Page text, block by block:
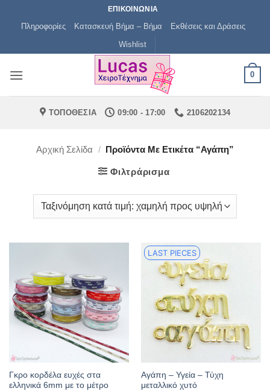
ΕΠΙΚΟΙΝΩΝΙΑ
Πληροφορίες Κατασκευή Βήμα – Βήμα
Εκθέσεις και Δράσεις
Wishlist
0
ΤΟΠΟΘΕΣΙΑ 09:00 - 17:00 2106202134
Αρχική Σελίδα / Προϊόντα Με Ετικέτα “αγάπη”
Φιλτράρισμα
Γκρο κορδέλα ευχές στα
ελληνικά 6mm με το μέτρο
LAST PIECES
Αγάπη – Υγεία – Τύχη
μεταλλικό χυτό